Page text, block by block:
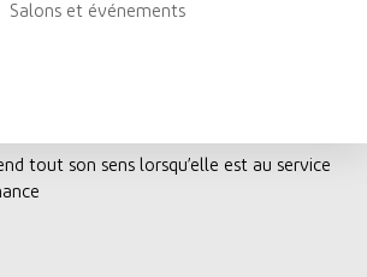
Salons et événements
tout son sens lorsqu’elle est au service